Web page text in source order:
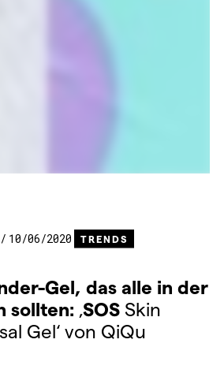
10/06/2020
TRENDS
Gel, das alle in der
sollten: ‚SOS Skin
Gel‘ von QiQu